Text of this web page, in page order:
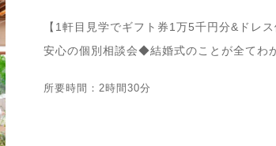
【1軒目見学でギフト券1万5千円分&ド
安心の個別相談会◆結婚式のことが全てわ
所要時間：2時間30分